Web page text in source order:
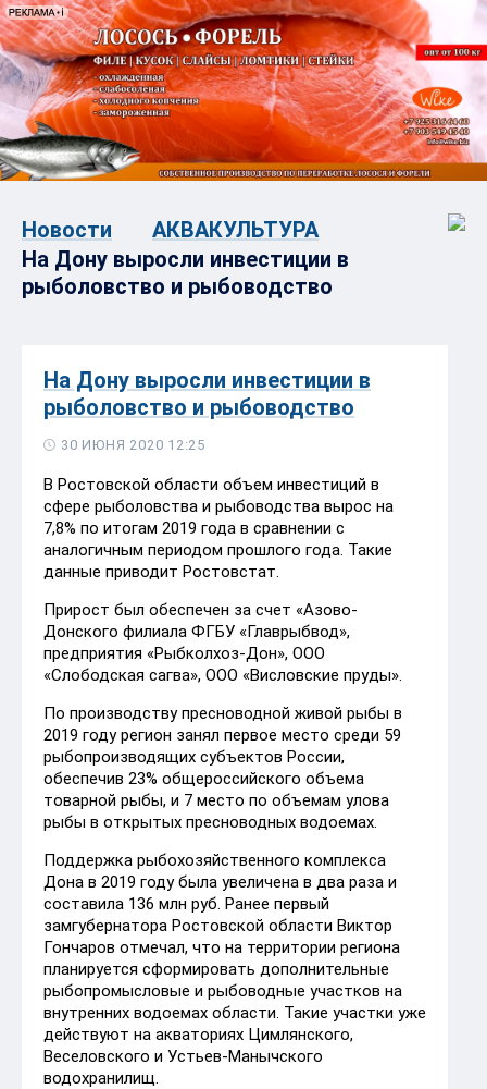
Новости
АКВАКУЛЬТУРА
На Дону выросли инвестиции в
рыболовство и рыбоводство
На Дону выросли инвестиции в
рыболовство и рыбоводство
30 ИЮНЯ 2020 12:25
В Ростовской области объем инвестиций в
сфере рыболовства и рыбоводства вырос на
7,8% по итогам 2019 года в сравнении с
аналогичным периодом прошлого года. Такие
данные приводит Ростовстат.
Прирост был обеспечен за счет «Азово-
Донского филиала ФГБУ «Главрыбвод»,
предприятия «Рыбколхоз-Дон», ООО
«Слободская сагва», ООО «Висловские пруды».
По производству пресноводной живой рыбы в
2019 году регион занял первое место среди 59
рыбопроизводящих субъектов России,
обеспечив 23% общероссийского объема
товарной рыбы, и 7 место по объемам улова
рыбы в открытых пресноводных водоемах.
Поддержка рыбохозяйственного комплекса
Дона в 2019 году была увеличена в два раза и
составила 136 млн руб. Ранее первый
замгубернатора Ростовской области Виктор
Гончаров отмечал, что на территории региона
планируется сформировать дополнительные
рыбопромысловые и рыбоводные участков на
внутренних водоемах области. Такие участки уже
действуют на акваториях Цимлянского,
Веселовского и Устьев-Манычского
водохранилищ.